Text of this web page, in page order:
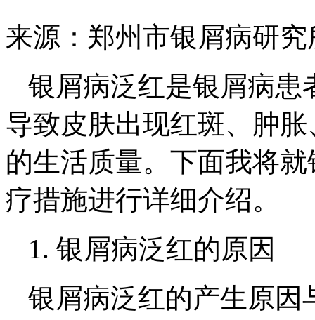
来源：郑州市银屑病研
银屑病泛红是银屑病患
导致皮肤出现红斑、肿
的生活质量。下面我将
疗措施进行详细介绍。
1. 银屑病泛红的原因
银屑病泛红的产生原因